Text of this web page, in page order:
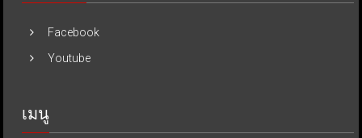
Facebook
Youtube
เมนู